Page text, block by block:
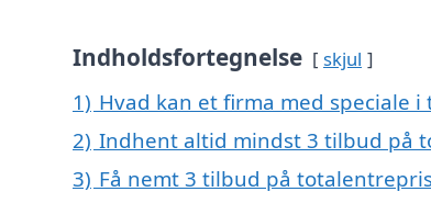
Indholdsfortegnelse skjul
1) Hvad kan et firma med speciale
2) Indhent altid mindst 3 tilbud på
3) Få nemt 3 tilbud på